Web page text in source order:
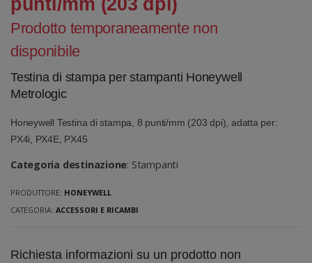
punti/mm (203 dpi)
Prodotto temporaneamente non
disponibile
Testina di stampa per stampanti Honeywell
Metrologic
Honeywell Testina di stampa, 8 punti/mm (203 dpi), adatta per:
PX4i, PX4E, PX45
Categoria destinazione: Stampanti
PRODUTTORE: HONEYWELL
CATEGORIA:ACCESSORI E RICAMBI
Richiesta informazioni su un prodotto non